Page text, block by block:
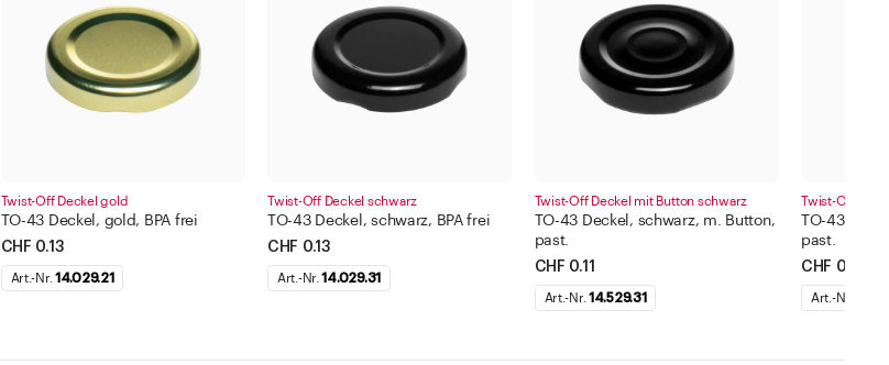
Twist-Off Deckel gold
TO-43 Deckel, gold, BPA frei
CHF 0.13
Art.-Nr. 14.029.21
Twist-Off Deckel schwarz
TO-43 Deckel, schwarz, BPA frei
CHF 0.13
Art.-Nr.14.029.31
Twist-Off Deckel mit Button schwarz
TO-43 Deckel, schwarz, m. Button,
past.
CHF 0.11
Art.-Nr. 14.529.31
Twist-Off
TO-43
past.
CHF 0.11
Art.-Nr.